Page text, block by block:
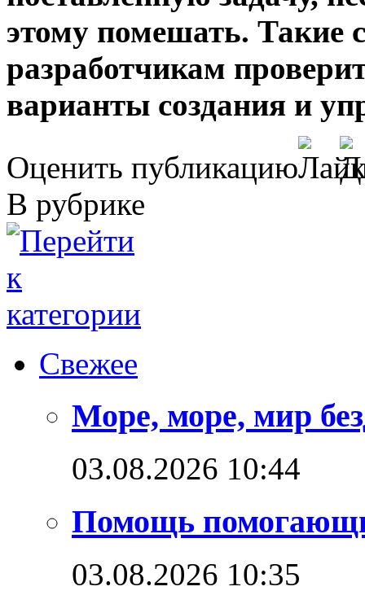
этому помешать. Такие
разработчикам
варианты создания и
Оценить публикацию
В рубрике
Свежее
Море, море, мир
03.08.2026 10:44
Помощь
03.08.2026 10:35